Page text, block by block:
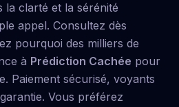
la clarté et la sérénité
appel. Consultez dès
pourquoi des milliers de
à Prédiction Cachée pour
Paiement sécurisé, voyants
Vous préférez